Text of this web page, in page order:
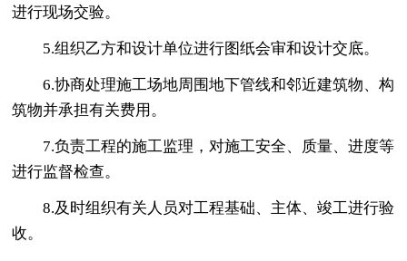
进行现场交验。
5.组织乙方和设计单位进行图纸会审和设计交底。
6.协商处理施工场地周围地下管线和邻近建筑物、构
筑物并承担有关费用。
7.负责工程的施工监理，对施工安全、质量、进度等
进行监督检查。
8.及时组织有关人员对工程基础、主体、竣工进行验
收。